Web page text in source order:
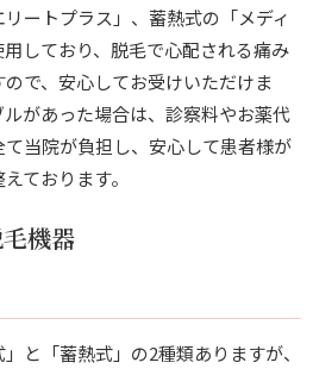
ートプラス」、蓄熱式の「メディ
しており、脱毛で心配される痛み
で、安心してお受けいただけま
があった場合は、診察料やお薬代
当院が負担し、安心して患者様が
ております。
機器
と「蓄熱式」の2種類ありますが、